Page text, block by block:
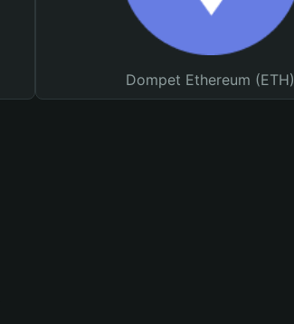
Dompet Ethereum (ETH)